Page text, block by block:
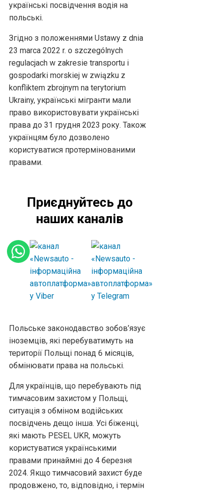
українські посвідчення водія на
польські.
Згідно з положеннями Ustawy z dnia
23 marca 2022 r. o szczególnych
regulacjach w zakresie transportu i
gospodarki morskiej w związku z
konfliktem zbrojnym na terytorium
Ukrainy, українські мігранти мали
право використовувати українські
права до 31 грудня 2023 року. Також
українцям було дозволено
користуватися протермінованими
правами.
Приєднуйтесь до
наших каналів
Польське законодавство зобов’язує
іноземців, які перебуватимуть на
території Польщі понад 6 місяців,
обмінювати права на польські.
Для українців, що перебувають під
тимчасовим захистом у Польщі,
ситуація з обміном водійських
посвідчень дещо інша. Усі біженці,
які мають PESEL UKR, можуть
користуватися українськими
правами принаймні до 4 березня
2024. Якщо тимчасовий захист буде
продовжено, то, відповідно, і термін